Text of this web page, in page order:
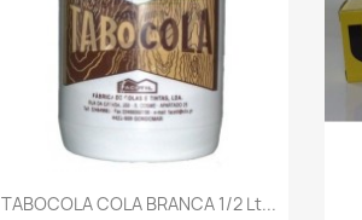
TABOCOLA COLA BRANCA 1/2 Lt...
Vista rápida